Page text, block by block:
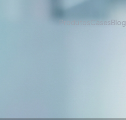
Produtos CasesBlog